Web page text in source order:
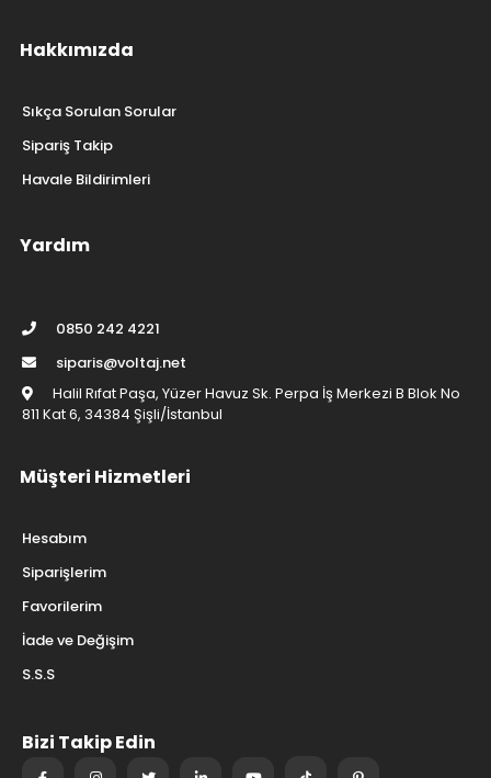
Hakkımızda
Sıkça Sorulan Sorular
Sipariş Takip
Havale Bildirimleri
Yardım
0850 242 4221
siparis@voltaj.net
Halil Rıfat Paşa, Yüzer Havuz Sk. Perpa İş Merkezi B Blok No
811 Kat 6, 34384 Şişli/İstanbul
Müşteri Hizmetleri
Hesabım
Siparişlerim
Favorilerim
İade ve Değişim
S.S.S
Bizi Takip Edin